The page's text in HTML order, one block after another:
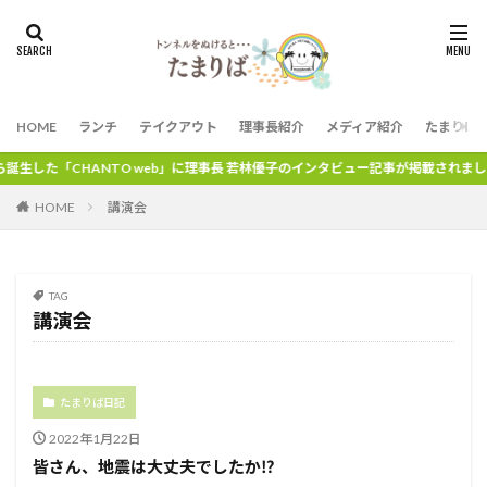
HOME ランチ テイクアウト 理事長紹介 メディア紹介 たまりば
た「CHANTO web」に理事長 若林優子のインタビュー記事が掲載されました
HOME 講演会
TAG
講演会
たまりば日記
2022年1月22日
皆さん、地震は大丈夫でしたか⁉️